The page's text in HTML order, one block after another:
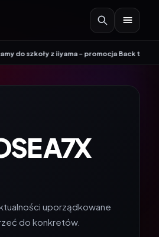
z iiyama – promocja Back to School na
A7X
uporządkowane
do konkretów.